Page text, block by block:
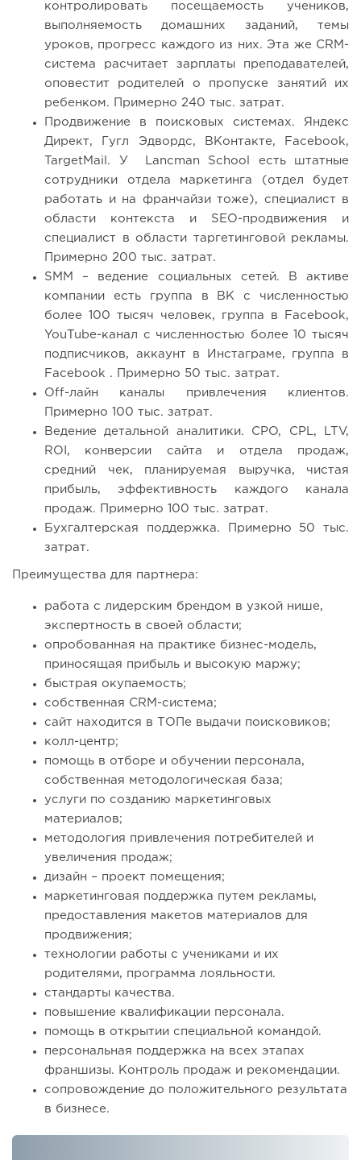
контролировать посещаемость учеников,
выполняемость домашних заданий, темы
уроков, прогресс каждого из них. Эта же CRM-
система расчитает зарплаты преподавателей,
оповестит родителей о пропуске занятий их
ребенком. Примерно 240 тыс. затрат.
Продвижение в поисковых системах. Яндекс
Директ, Гугл Эдвордс, ВКонтакте, Facebook,
TargetMail. У Lancman School есть штатные
сотрудники отдела маркетинга (отдел будет
работать и на франчайзи тоже), специалист в
области контекста и SEO-продвижения и
специалист в области таргетинговой рекламы.
Примерно 200 тыс. затрат.
SMM – ведение социальных сетей. В активе
компании есть группа в ВК с численностью
более 100 тысяч человек, группа в Facebook,
YouTube-канал с численностью более 10 тысяч
подписчиков, аккаунт в Инстаграме, группа в
Facebook . Примерно 50 тыс. затрат.
Off-лайн каналы привлечения клиентов.
Примерно 100 тыс. затрат.
Ведение детальной аналитики. CPO, CPL, LTV,
ROI, конверсии сайта и отдела продаж,
средний чек, планируемая выручка, чистая
прибыль, эффективность каждого канала
продаж. Примерно 100 тыс. затрат.
Бухгалтерская поддержка. Примерно 50 тыс.
затрат.
Преимущества для партнера:
работа с лидерским брендом в узкой нише,
экспертность в своей области;
опробованная на практике бизнес-модель,
приносящая прибыль и высокую маржу;
быстрая окупаемость;
собственная CRM-система;
сайт находится в ТОПе выдачи поисковиков;
колл-центр;
помощь в отборе и обучении персонала,
собственная методологическая база;
услуги по созданию маркетинговых
материалов;
методология привлечения потребителей и
увеличения продаж;
дизайн – проект помещения;
маркетинговая поддержка путем рекламы,
предоставления макетов материалов для
продвижения;
технологии работы с учениками и их
родителями, программа лояльности.
стандарты качества.
повышение квалификации персонала.
помощь в открытии специальной командой.
персональная поддержка на всех этапах
франшизы. Контроль продаж и рекомендации.
сопровождение до положительного результата
в бизнесе.